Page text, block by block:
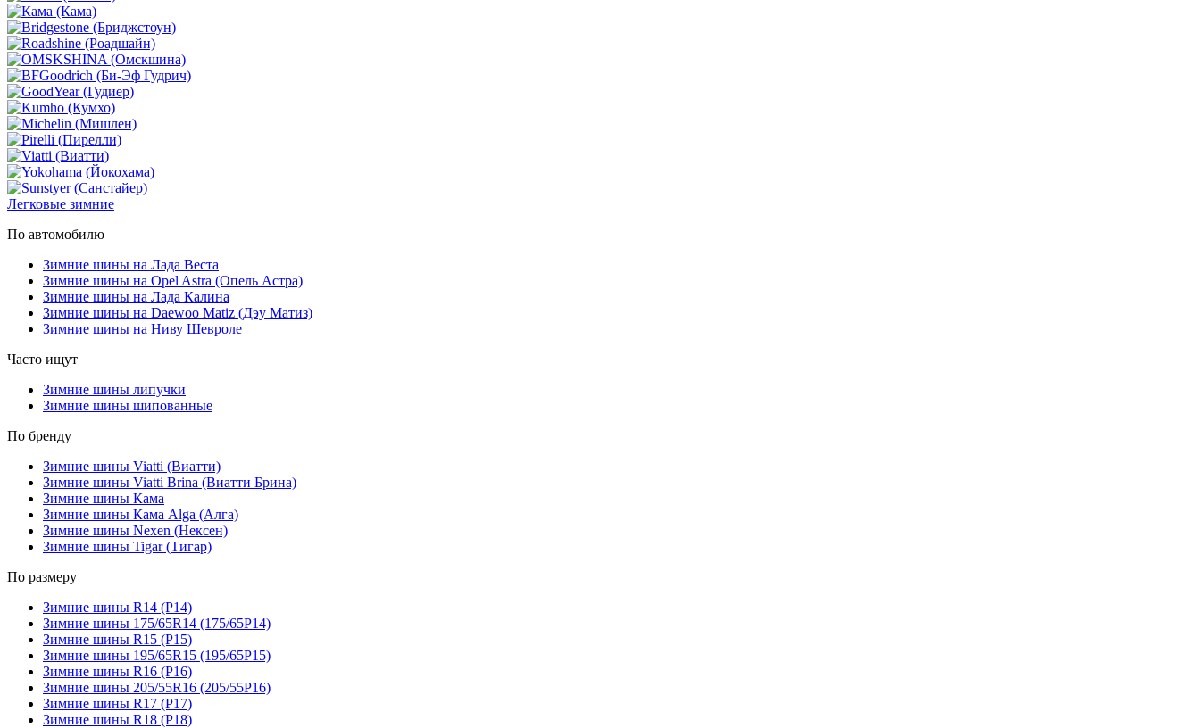
Легковые зимние
По автомобилю
Зимние шины на Лада Веста
Зимние шины на Opel Astra (Опель Астра)
Зимние шины на Лада Калина
Зимние шины на Daewoo Matiz (Дэу Матиз)
Зимние шины на Ниву Шевроле
Часто ищут
Зимние шины липучки
Зимние шины шипованные
По бренду
Зимние шины Viatti (Виатти)
Зимние шины Viatti Brina (Виатти Брина)
Зимние шины Кама
Зимние шины Кама Alga (Алга)
Зимние шины Nexen (Нексен)
Зимние шины Tigar (Тигар)
По размеру
Зимние шины R14 (Р14)
Зимние шины 175/65R14 (175/65Р14)
Зимние шины R15 (Р15)
Зимние шины 195/65R15 (195/65Р15)
Зимние шины R16 (Р16)
Зимние шины 205/55R16 (205/55Р16)
Зимние шины R17 (Р17)
Зимние шины R18 (Р18)